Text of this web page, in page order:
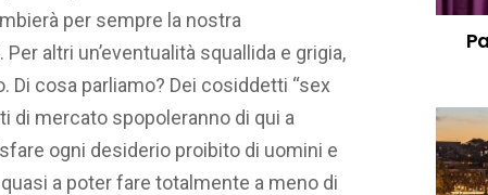
per sempre la nostra
altri un’eventualità squallida e grigia,
Di cosa parliamo? Dei cosiddetti “sex
di mercato spopoleranno di qui a
ogni desiderio proibito di uomini e
a poter fare totalmente a meno di